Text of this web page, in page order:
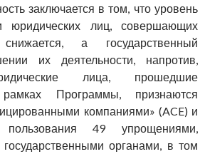
заключается в том, что уровень
юридических лиц, совершающих
а государственный
их деятельности, напротив,
лица, прошедшие
Программы, признаются
компаниями» (ACE) и
49 упрощениями,
органами, в том